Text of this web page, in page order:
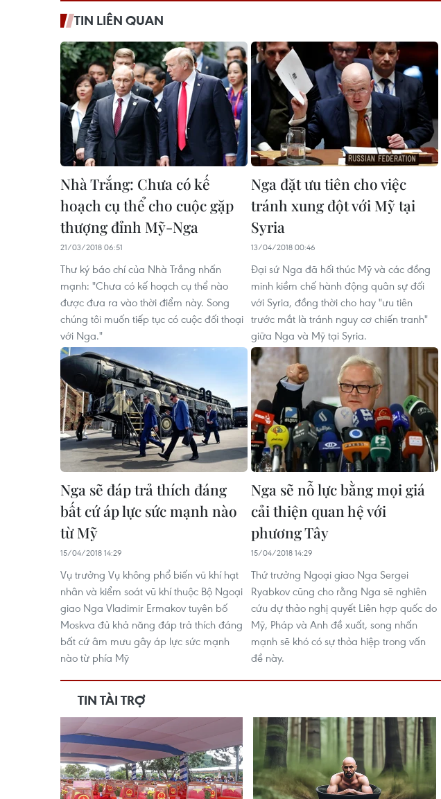
TIN LIÊN QUAN
Nhà Trắng: Chưa có kế
hoạch cụ thể cho cuộc gặp
thượng đỉnh Mỹ-Nga
21/03/2018 06:51
Thư ký báo chí của Nhà Trắng nhấn
mạnh: "Chưa có kế hoạch cụ thể nào
được đưa ra vào thời điểm này. Song
chúng tôi muốn tiếp tục có cuộc đối thoại
với Nga."
Nga đặt ưu tiên cho việc
tránh xung đột với Mỹ tại
Syria
13/04/2018 00:46
Đại sứ Nga đã hối thúc Mỹ và các đồng
minh kiềm chế hành động quân sự đối
với Syria, đồng thời cho hay "ưu tiên
trước mắt là tránh nguy cơ chiến tranh"
giữa Nga và Mỹ tại Syria.
Nga sẽ đáp trả thích đáng
bất cứ áp lực sức mạnh nào
từ Mỹ
15/04/2018 14:29
Vụ trưởng Vụ không phổ biến vũ khí hạt
nhân và kiểm soát vũ khí thuộc Bộ Ngoại
giao Nga Vladimir Ermakov tuyên bố
Moskva đủ khả năng đáp trả thích đáng
bất cứ âm mưu gây áp lực sức mạnh
nào từ phía Mỹ
Nga sẽ nỗ lực bằng mọi giá
cải thiện quan hệ với
phương Tây
15/04/2018 14:29
Thứ trưởng Ngoại giao Nga Sergei
Ryabkov cũng cho rằng Nga sẽ nghiên
cứu dự thảo nghị quyết Liên hợp quốc do
Mỹ, Pháp và Anh đề xuất, song nhấn
mạnh sẽ khó có sự thỏa hiệp trong vấn
đề này.